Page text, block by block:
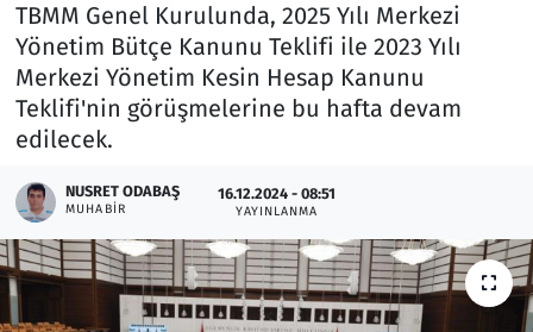
TBMM Genel Kurulunda, 2025 Yılı Merkezi
Yönetim Bütçe Kanunu Teklifi ile 2023 Yılı
Merkezi Yönetim Kesin Hesap Kanunu
Teklifi'nin görüşmelerine bu hafta devam
edilecek.
NUSRET ODABAŞ
MUHABIR
16.12.2024 - 08:51
YAYINLANMA
Kurumsal Haberler
Lezzet Durağı
Memur ve Kamu
Otomobil
Oyun
Ramazan